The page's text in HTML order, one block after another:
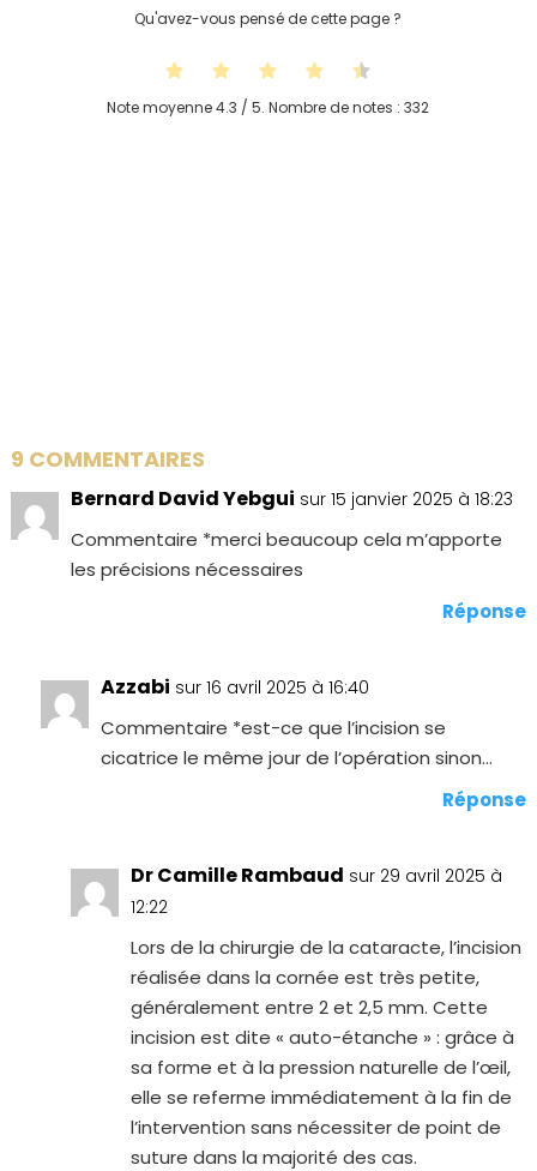
Qu'avez-vous pensé de cette page ?
Note moyenne4.3 / 5. Nombre de notes :332
9 COMMENTAIRES
Bernard David Yebgui sur 15 janvier 2025 à 18:23
Commentaire *merci beaucoup cela m’apporte
les précisions nécessaires
Réponse
Azzabi sur 16 avril 2025 à 16:40
Commentaire *est-ce que l’incision se
cicatrice le même jour de l’opération sinon…
Réponse
Dr Camille Rambaud sur 29 avril 2025 à
12:22
Lors de la chirurgie de la cataracte, l’incision
réalisée dans la cornée est très petite,
généralement entre 2 et 2,5 mm. Cette
incision est dite « auto-étanche » : grâce à
sa forme et à la pression naturelle de l’œil,
elle se referme immédiatement à la fin de
l’intervention sans nécessiter de point de
suture dans la majorité des cas.